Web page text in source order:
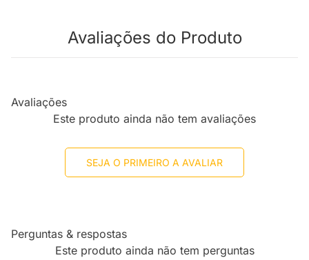
Avaliações do Produto
Avaliações
Este produto ainda não tem avaliações
SEJA O PRIMEIRO A AVALIAR
Perguntas & respostas
Este produto ainda não tem perguntas